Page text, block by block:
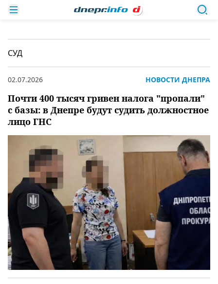
СУД
Почти 400 тысяч гривен налога "пропали"
с базы: в Днепре будут судить должностное
лицо ГНС
02.07.2026 НОВОСТИ ДНЕПРА